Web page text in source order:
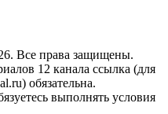
Все права защищены.
12 канала ссылка (для
обязательна.
выполнять условия